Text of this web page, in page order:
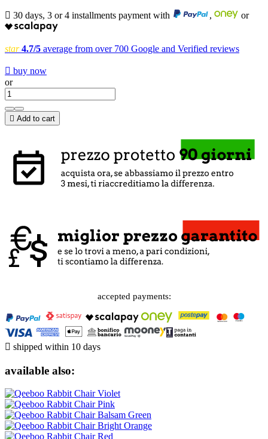
 30 days, 3 or 4 installments payment with , or
star 4.7/5 average from over 700 Google and Verified reviews
 buy now
or
 Add to cart
accepted payments:
 shipped within 10 days
available also: